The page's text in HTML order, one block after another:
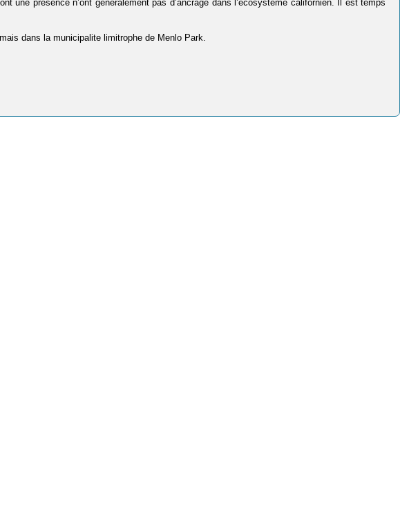
une presence n’ont generalement pas d’ancrage dans l’ecosysteme californien. Il est temps
dans la municipalite limitrophe de Menlo Park.